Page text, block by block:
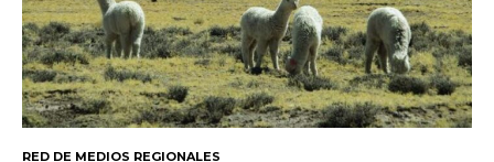
RED DE MEDIOS REGIONALES